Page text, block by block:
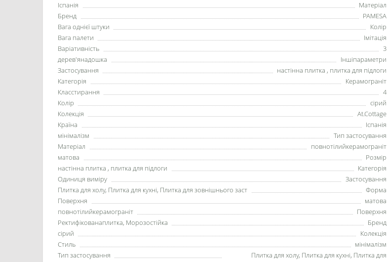
Іспанія
Матеріал
Бренд
PAMESA
Вага однієї штуки
Колір
Вага палети
Імітація
Варіативність
3
дерев'янадошка
Іншіпараметри
Застосування
настінна плитка , плитка для підлоги
Категорія
Керамограніт
Класстирання
4
Колір
сірий
Колекція
At.Cottage
Країна
Іспанія
мінімалізм
Тип застосування
Матеріал
повнотілийкерамограніт
матова
Розмір
настінна плитка , плитка для підлоги
Категорія
Одиниця виміру
Застосування
Плитка для холу, Плитка для кухні, Плитка для зовнішнього заст
Форма
Поверхня
матова
повнотілийкерамограніт
Поверхня
Ректифікованаплитка, Морозостійка
Бренд
сірий
Колекція
Стиль
мінімалізм
Тип застосування
Плитка для холу, Плитка для кухні, Плитка для